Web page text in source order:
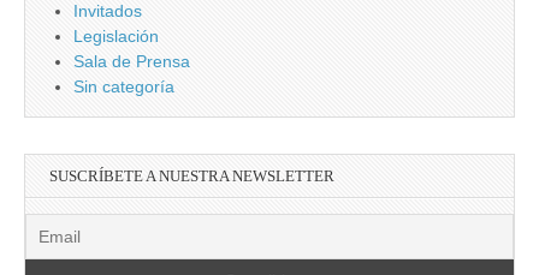
Invitados
Legislación
Sala de Prensa
Sin categoría
SUSCRÍBETE A NUESTRA NEWSLETTER